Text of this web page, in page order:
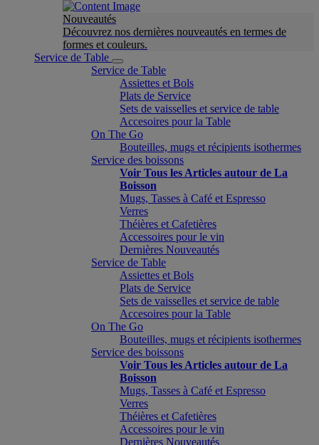
Nouveautés
Découvrez nos dernières nouveautés en termes de
formes et couleurs.
Service de Table
Service de Table
Assiettes et Bols
Plats de Service
Sets de vaisselles et service de table
Accesoires pour la Table
On The Go
Bouteilles, mugs et récipients isothermes
Service des boissons
Voir Tous les Articles autour de La
Boisson
Mugs, Tasses à Café et Espresso
Verres
Théières et Cafetières
Accessoires pour le vin
Dernières Nouveautés
Service de Table
Assiettes et Bols
Plats de Service
Sets de vaisselles et service de table
Accesoires pour la Table
On The Go
Bouteilles, mugs et récipients isothermes
Service des boissons
Voir Tous les Articles autour de La
Boisson
Mugs, Tasses à Café et Espresso
Verres
Théières et Cafetières
Accessoires pour le vin
Dernières Nouveautés